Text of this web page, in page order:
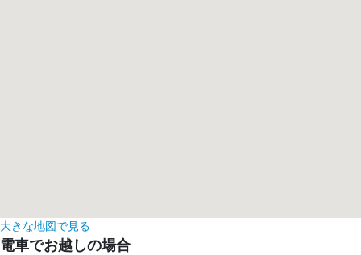
大きな地図で見る
電車でお越しの場合